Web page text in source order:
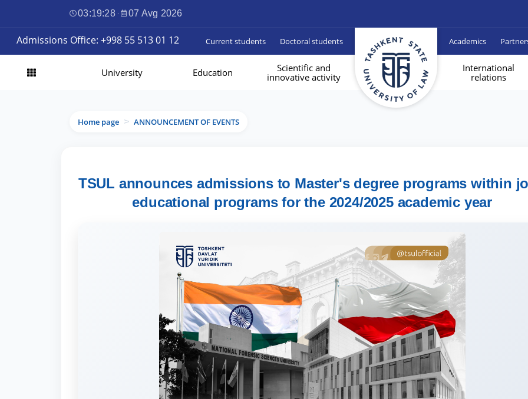
03:19:29 · 07 Avg 2026
Admissions Office: +998 55 513 01 12 Current students Doctoral students Academics
University Education
Scientific and
innovative activity
International
relations
Home page > ANNOUNCEMENT OF EVENTS
TSUL announces admissions to Master's degree programs within
educational programs for the 2024/2025 academic year